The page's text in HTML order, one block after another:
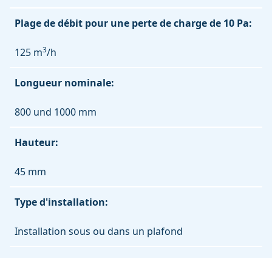
Plage de débit pour une perte de charge de 10 Pa:
125 m3/h
Longueur nominale:
800 und 1000 mm
Hauteur:
45 mm
Type d'installation:
Installation sous ou dans un plafond